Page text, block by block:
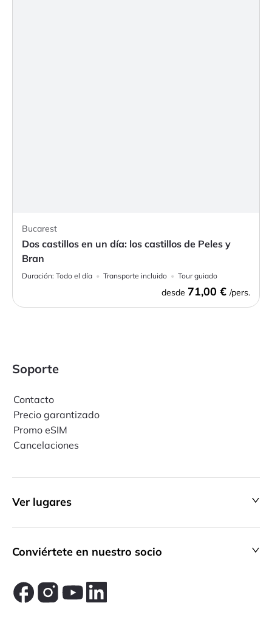
Bucarest
Dos castillos en un día: los castillos de Peles y
Bran
Duración: Todo el día Transporte incluido Tour guiado
desde 71,00 € /pers.
Soporte
Contacto
Precio garantizado
Promo eSIM
Cancelaciones
Ver lugares
Conviértete en nuestro socio